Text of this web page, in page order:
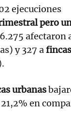
ejecuciones
pero
afectaron
y 327 a
urbanas
en